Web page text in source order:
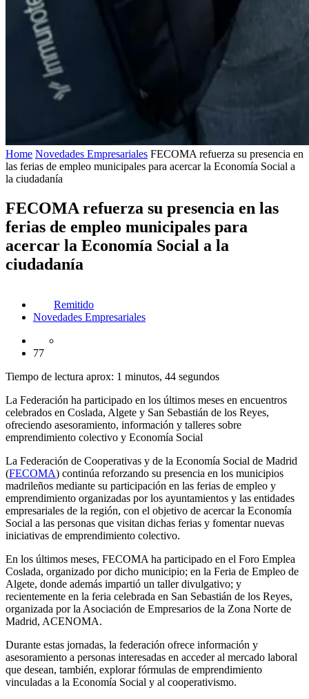
Home Novedades Empresariales FECOMA refuerza su presencia en
las ferias de empleo municipales para acercar la Economía Social a
la ciudadanía
FECOMA refuerza su presencia en las
ferias de empleo municipales para
acercar la Economía Social a la
ciudadanía
Remitido
Novedades Empresariales
77
Tiempo de lectura aprox: 1 minutos, 44 segundos
La Federación ha participado en los últimos meses en encuentros
celebrados en Coslada, Algete y San Sebastián de los Reyes,
ofreciendo asesoramiento, información y talleres sobre
emprendimiento colectivo y Economía Social
La Federación de Cooperativas y de la Economía Social de Madrid
(FECOMA) continúa reforzando su presencia en los municipios
madrileños mediante su participación en las ferias de empleo y
emprendimiento organizadas por los ayuntamientos y las entidades
empresariales de la región, con el objetivo de acercar la Economía
Social a las personas que visitan dichas ferias y fomentar nuevas
iniciativas de emprendimiento colectivo.
En los últimos meses, FECOMA ha participado en el Foro Emplea
Coslada, organizado por dicho municipio; en la Feria de Empleo de
Algete, donde además impartió un taller divulgativo; y
recientemente en la feria celebrada en San Sebastián de los Reyes,
organizada por la Asociación de Empresarios de la Zona Norte de
Madrid, ACENOMA.
Durante estas jornadas, la federación ofrece información y
asesoramiento a personas interesadas en acceder al mercado laboral
que desean, también, explorar fórmulas de emprendimiento
vinculadas a la Economía Social y al cooperativismo.